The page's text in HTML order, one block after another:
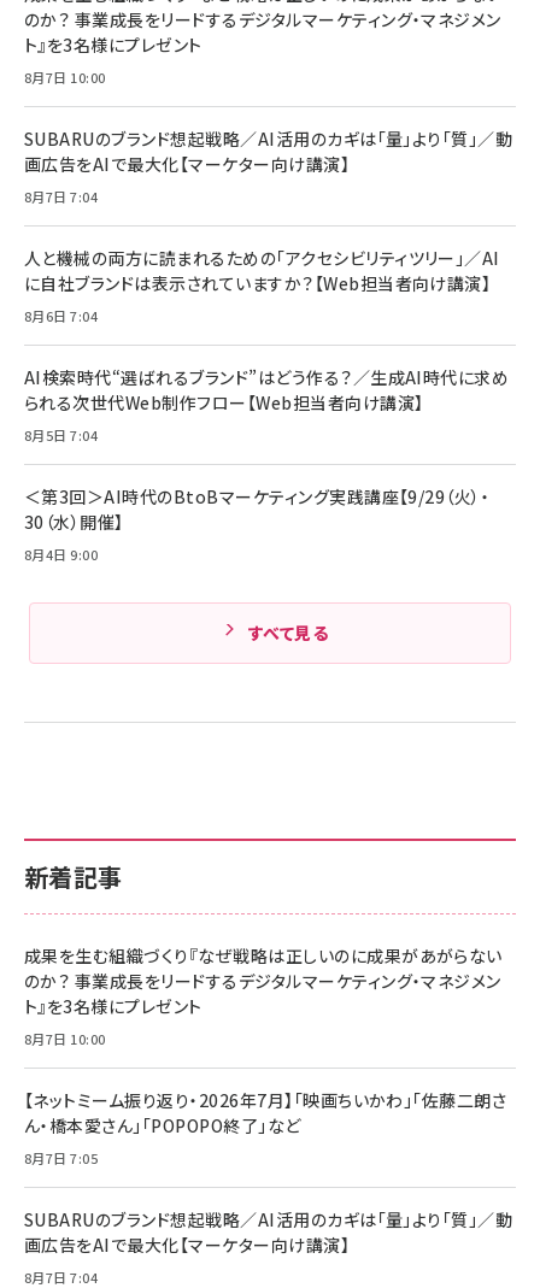
anan(アンアン)2026/07/08号 No.2502[2026
￥880
ママ投資家が育休中に１億貯めた株式投資
組織の成果を最大化する ルールのデザイン
￥1,980
Amazonランキングをもっと見る
2枚セット DSP25F1698
￥1,599
￥6,980
全ワイヤレスイヤホン/アクティブノイズキャンセリ
技術基準適合】ブラック
￥5,990
ケーブル Anker絡まないケーブル 240W 結束バン
ド付き USB PD対応 シリコン素材採用 iPhone
17 / 16 / 15 / Galaxy iPad Pro MacBook
Pro/Air 各種対応 (1.8m ミッドナイトブラック)
￥1,890
Anker PowerLine III Flow USB-C & USB-C
Pro/Air 各種対応 (1.8m ミッドナイトブラック)
￥1,890
サッポロ 生ビール 黒ラベル 350ml 缶 24本 ビー
ル ケース買い【6/30応募〆切! 黒ラベルビヤセラー
￥4,857
新着記事
成果を生む組織づくり『なぜ戦略は正しいのに成果があがらない
のか？ 事業成長をリードするデジタルマーケティング・マネジメン
ト』を3名様にプレゼント
8月7日 10:00
【ネットミーム振り返り・2026年7月】「映画ちいかわ」「佐藤二朗さ
ん・橋本愛さん」「POPOPO終了」など
8月7日 7:05
SUBARUのブランド想起戦略／AI活用のカギは「量」より「質」／動
画広告をAIで最大化【マーケター向け講演】
8月7日 7:04
のか？ 事業成長をリードするデジタルマーケティング・マネジメン
ト』を3名様にプレゼント
8月7日 10:00
SUBARUのブランド想起戦略／AI活用のカギは「量」より「質」／動
画広告をAIで最大化【マーケター向け講演】
8月7日 7:04
人と機械の両方に読まれるための「アクセシビリティツリー」／AI
に自社ブランドは表示されていますか？【Web担当者向け講演】
8月6日 7:04
AI検索時代“選ばれるブランド”はどう作る？／生成AI時代に求め
られる次世代Web制作フロー【Web担当者向け講演】
8月5日 7:04
＜第3回＞AI時代のBtoBマーケティング実践講座【9/29（火）・
30（水）開催】
8月4日 9:00
すべて見る